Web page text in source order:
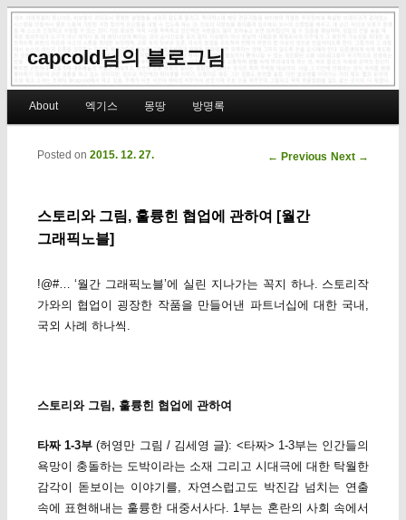
capcold님의 블로그님
Skip to primary content
Skip to secondary content
About 엑기스 몽땅 방명록
Post navigation
← Previous Next →
스토리와 그림, 훌륭힌 협업에 관하여 [월간
그래픽노블]
Posted on 2015. 12. 27.
!@#… ‘월간 그래픽노블’에 실린 지나가는 꼭지 하나. 스토리작
가와의 협업이 굉장한 작품을 만들어낸 파트너십에 대한 국내,
국외 사례 하나씩.
스토리와 그림, 훌륭힌 협업에 관하여
타짜 1-3부(허영만 그림 / 김세영 글): <타짜> 1-3부는 인간들의
욕망이 충돌하는 도박이라는 소재 그리고 시대극에 대한 탁월한
감각이 돋보이는 이야기를, 자연스럽고도 박진감 넘치는 연출
속에 표현해내는 훌륭한 대중서사다. 1부는 혼란의 사회 속에서